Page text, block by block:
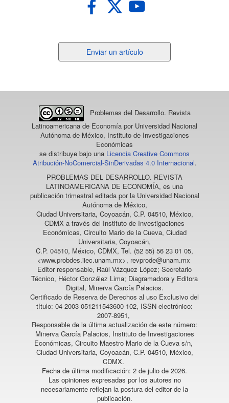
un
Enviar un artículo
Problemas del Desarrollo. Revista
Latinoamericana de Economía por Universidad Nacional
Autónoma de México, Instituto de Investigaciones
Económicas
se distribuye bajo una Licencia Creative Commons
Atribución-NoComercial-SinDerivadas 4.0 Internacional.
PROBLEMAS DEL DESARROLLO. REVISTA
LATINOAMERICANA DE ECONOMÍA, es una
publicación trimestral editada por la Universidad Nacional
Autónoma de México,
Ciudad Universitaria, Coyoacán, C.P. 04510, México,
CDMX a través del Instituto de Investigaciones
Económicas, Circuito Mario de la Cueva, Ciudad
Universitaria, Coyoacán,
C.P. 04510, México, CDMX, Tel. (52 55) 56 23 01 05,
<www.probdes.iiec.unam.mx>, revprode@unam.mx
Editor responsable, Raúl Vázquez López; Secretario
Técnico, Héctor González Lima; Diagramadora y Editora
Digital, Minerva García Palacios.
Certificado de Reserva de Derechos al uso Exclusivo del
título: 04-2003-051211543600-102, ISSN electrónico:
2007-8951,
Responsable de la última actualización de este número:
Minerva García Palacios, Instituto de Investigaciones
Económicas, Circuito Maestro Mario de la Cueva s/n,
Ciudad Universitaria, Coyoacán, C.P. 04510, México,
CDMX.
Fecha de última modificación: 2 de julio de 2026.
Las opiniones expresadas por los autores no
necesariamente reflejan la postura del editor de la
publicación.